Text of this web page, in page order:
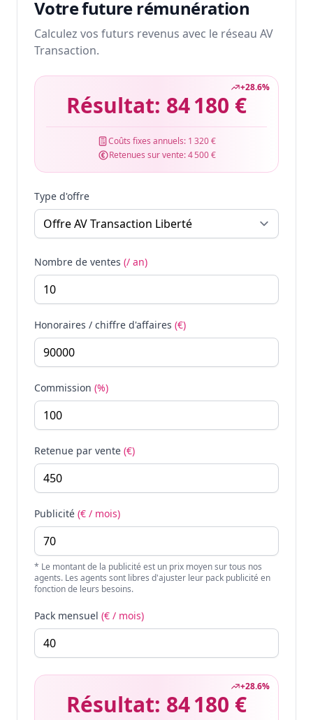
Votre future rémunération
Calculez vos futurs revenus avec le réseau AV
Transaction.
+28.6%
Résultat: 84 180 €
Coûts fixes annuels: 1 320 €
Retenues sur vente:4 500 €
Type d'offre
Nombre de ventes (/ an)
Honoraires / chiffre d'affaires (€)
Commission (%)
Retenue par vente (€)
Publicité (€ / mois)
* Le montant de la publicité est un prix moyen sur tous nos
agents. Les agents sont libres d'ajuster leur pack publicité en
fonction de leurs besoins.
Pack mensuel (€ / mois)
+28.6%
Résultat: 84 180 €